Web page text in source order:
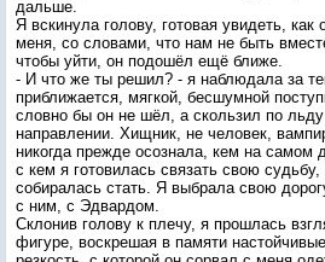
дальше.
Я вскинула голову, готовая увидеть, как
меня, со словами, что нам не быть
чтобы уйти, он подошёл ещё ближе.
- И что же ты решил? - я наблюдала за
приближается, мягкой, бесшумной
словно бы он не шёл, а скользил по
направлении. Хищник, не человек,
никогда прежде осознала, кем на самом
с кем я готовилась связать свою
собиралась стать. Я выбрала свою
с ним, с Эдвардом.
Склонив голову к плечу, я прошлась
фигуре, воскрешая в памяти